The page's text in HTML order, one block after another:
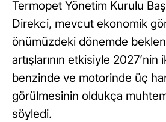
Termopet Yönetim Kurulu
Direkci, mevcut ekonomik
önümüzdeki dönemde
artışlarının etkisiyle 2027’nin
benzinde ve motorinde üç
görülmesinin oldukça
söyledi.